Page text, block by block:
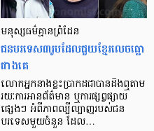
មនុស្ស​ធម៌​គ្មាន​ព្រំដែន
ជន​បរទេស​៣​រូប​ដែល​ជួយ​ខ្មែរ​លេច​ធ្លោ​
ជាង​គេ
លោកអ្នក​នាង​ខ្លះ​ប្រាកដ​ជា​បាន​​ដឹង​ឮ​តាម​
រយៈ​ការ​អាន​ព័ត៌មាន ឬ​ការ​ផ្សព្វផ្សាយ​
ផ្សេងៗ អំពី​ភាព​ល្បីល្បាញ​របស់​ជន​
បរទេស​មួយ​ចំនួន ដែល…